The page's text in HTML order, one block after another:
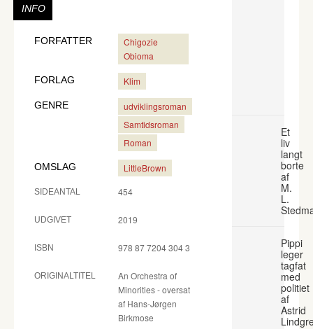
INFO
FORFATTER
Chigozie
Obioma
FORLAG Klim
GENRE
udviklingsroman
Samtidsroman
Roman
OMSLAG LittleBrown
SIDEANTAL 454
UDGIVET 2019
ISBN 978 87 7204 304 3
ORIGINALTITEL
An Orchestra of
Minorities - oversat
af Hans-Jørgen
Birkmose
Et
liv
langt
borte
af
M.
L.
Pippi
leger
tagfat
med
politiet
af
Astrid